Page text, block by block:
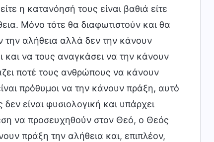
η κατανόησή τους είναι βαθιά είτε
Μόνο τότε θα διαφωτιστούν και θα
την αλήθεια αλλά δεν την κάνουν
να τους αναγκάσει να την κάνουν
ποτέ τους ανθρώπους να κάνουν
πρόθυμοι να την κάνουν πράξη, αυτό
είναι φυσιολογική και υπάρχει
να προσευχηθούν στον Θεό, ο Θεός
πράξη την αλήθεια και, επιπλέον,